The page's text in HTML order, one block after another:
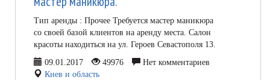
Тип аренды : Прочее Требуется мастер маникюра
со своей базой клиентов на аренду места. Салон
красоты находиться на ул. Героев Севастополя 13.
09.01.2017
49976
Нет комментариев
Киев и область